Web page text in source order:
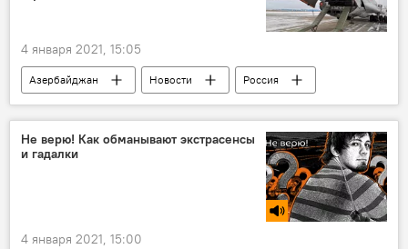
4 января 2021, 15:05
Азербайджан Новости
Россия
Карабах
МЧС РФ
Агдамский район
Не верю! Как обманывают экстрасенсы
и гадалки
4 января 2021, 15:00